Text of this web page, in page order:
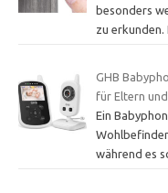
besonders
zu erkunden.
GHB
für Eltern
Ein
während es